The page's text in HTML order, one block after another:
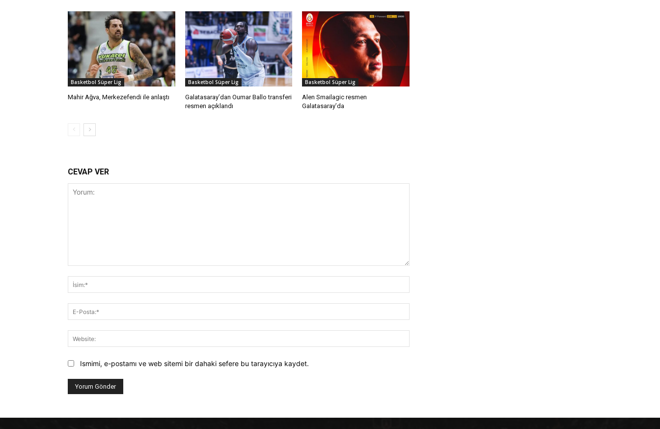
Basketbol Süper Lig
Mahir Ağva, Merkezefendi ile anlaştı
Basketbol Süper Lig
Galatasaray’dan Oumar Ballo transferi
resmen açıklandı
Basketbol Süper Lig
Alen Smailagic resmen
Galatasaray’da
CEVAP VER
Posta:*
Ismimi, e-postamı ve web sitemi bir dahaki sefere bu tarayıcıya kaydet.